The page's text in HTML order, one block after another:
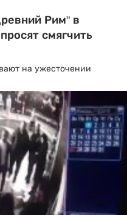
Рим" в
смягчить
на ужесточении